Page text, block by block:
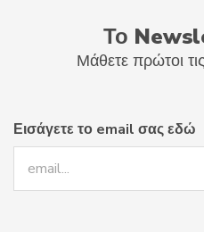
Το
Μάθετε πρώτοι
Εισάγετε το email σας εδώ